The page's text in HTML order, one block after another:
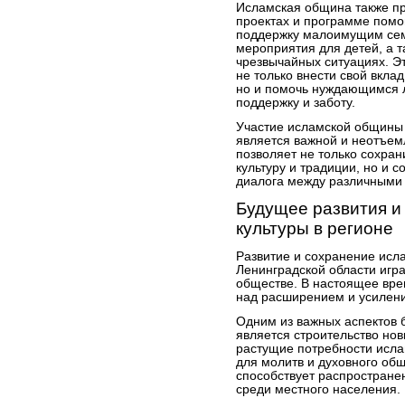
Исламская община также
проектах и программе
поддержку малоимущим
мероприятия для детей, а
чрезвычайных ситуациях.
не только внести свой
но и помочь нуждающимся
поддержку и заботу.
Участие исламской общины
является важной и
позволяет не только
культуру и традиции, но и
диалога между
Будущее развития
культуры в регионе
Развитие и сохранение
Ленинградской области
обществе. В настоящее
над расширением и
Одним из важных аспектов
является строительство
растущие потребности
для молитв и духовного
способствует
среди местного населения.